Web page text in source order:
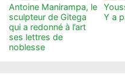
Antoine Manirampa, le
sculpteur de Gitega
qui a redonné à l’art
ses lettres de
noblesse
Y a